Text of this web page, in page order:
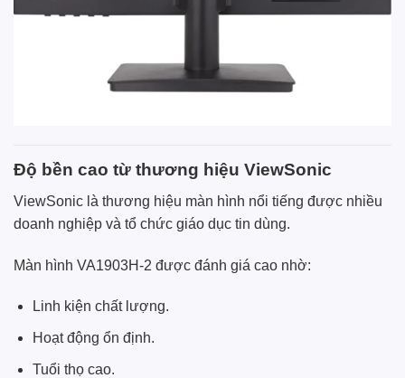
Độ bền cao từ thương hiệu ViewSonic
ViewSonic là thương hiệu màn hình nổi tiếng được nhiều
doanh nghiệp và tổ chức giáo dục tin dùng.
Màn hình VA1903H-2 được đánh giá cao nhờ:
Linh kiện chất lượng.
Hoạt động ổn định.
Tuổi thọ cao.